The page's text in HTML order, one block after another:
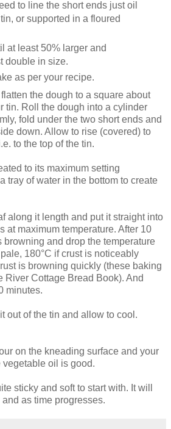
to line the short ends just oil
or supported in a floured
at least 50% larger and
double in size.
as per your recipe.
the dough to a square about
tin. Roll the dough into a cylinder
fold under the two short ends and
down. Allow to rise (covered) to
to the top of the tin.
to its maximum setting
tray of water in the bottom to create
along it length and put it straight into
at maximum temperature. After 10
browning and drop the temperature
180°C if crust is noticeably
is browning quickly (these baking
River Cottage Bread Book). And
minutes.
out of the tin and allow to cool.
on the kneading surface and your
oil is good.
sticky and soft to start with. It will
as time progresses.